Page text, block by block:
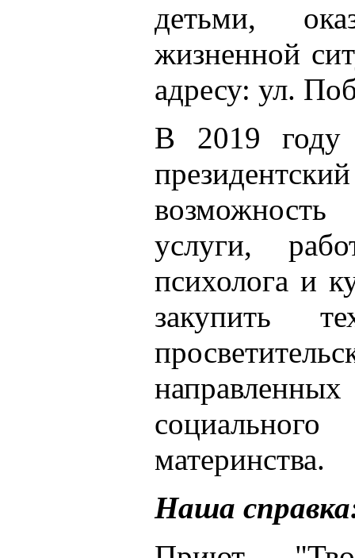
детьми,
жизненной
адресу: ул.
В 2019 году
возможность
услуги,
психолога и
закупить
материнства.
Наша